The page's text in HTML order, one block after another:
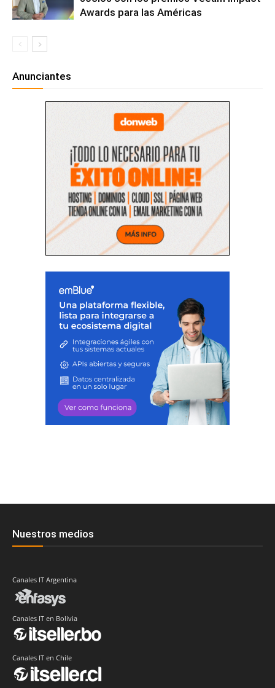
Awards para las Américas
Anunciantes
Nuestros medios
Canales IT Argentina
Canales IT en Bolivia
Canales IT en Chile